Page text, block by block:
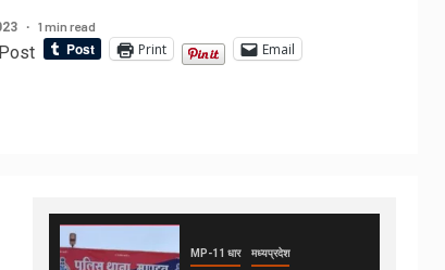
1 min read
Post Print
Email
MP-11 धार मध्यप्रदेश